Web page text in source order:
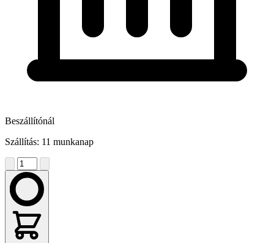
Beszállítónál
Szállítás: 11 munkanap